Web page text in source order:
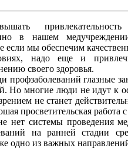
в нашем
если мы обеспечим
надо еще и
своего здоровья.
профзаболеваний глазные
Но многие люди не идут к
не станет
просветительская работа
нет системы проведения
на ранней стадии
одно из важных